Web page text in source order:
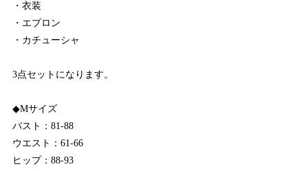
・衣装
・エプロン
・カチューシャ
3点セットになります。
◆Mサイズ
バスト：81-88
ウエスト：61-66
ヒップ：88-93